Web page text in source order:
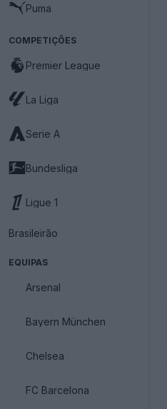
Puma
COMPETIÇÕES
Premier League
La Liga
Serie A
Bundesliga
Ligue 1
Brasileirão
EQUIPAS
Arsenal
Bayern München
Chelsea
FC Barcelona